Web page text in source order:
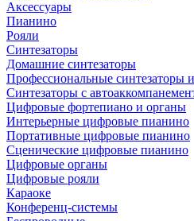
Аксессуары
Пианино
Рояли
Синтезаторы
Домашние синтезаторы
Профессиональные синтезаторы
Синтезаторы с
Цифровые фортепиано и органы
Интерьерные цифровые пианино
Портативные цифровые пианино
Сценические цифровые пианино
Цифровые органы
Цифровые рояли
Караоке
Конференц-системы